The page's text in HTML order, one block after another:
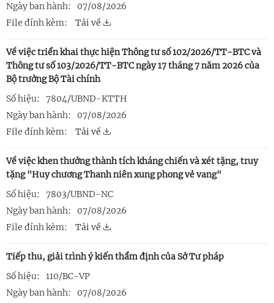
Ngày ban hành:
07/08/2026
File đính kèm:
Tải về
Về việc triển khai thực hiện Thông tư số 102/2026/TT-BTC và
Thông tư số 103/2026/TT-BTC ngày 17 tháng 7 năm 2026 của
Bộ trưởng Bộ Tài chính
Số hiệu:
7804/UBND-KTTH
Ngày ban hành:
07/08/2026
File đính kèm:
Tải về
Về việc khen thưởng thành tích kháng chiến và xét tặng, truy
tặng "Huy chương Thanh niên xung phong vẻ vang"
Số hiệu:
7803/UBND-NC
Ngày ban hành:
07/08/2026
File đính kèm:
Tải về
Tiếp thu, giải trình ý kiến thẩm định của Sở Tư pháp
Số hiệu:
110/BC-VP
Ngày ban hành:
07/08/2026